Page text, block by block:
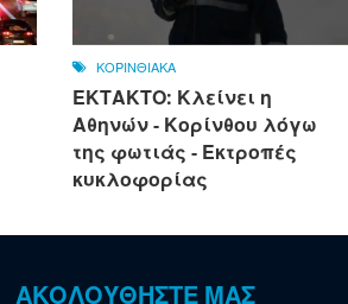
ΚΟΡΙΝΘΙΑΚΑ
ΕΚΤΑΚΤΟ: Κλείνει η
Αθηνών - Κορίνθου λόγω
της φωτιάς - Εκτροπές
κυκλοφορίας
ΑΚΟΛΟΥΘΗΣΤΕ ΜΑΣ